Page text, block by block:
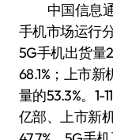
中国信息
手机市场运行
5G手机出货量
68.1%；上市
量的53.3%。1-
亿部、上市新